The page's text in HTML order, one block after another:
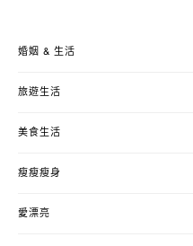
婚姻 & 生活
旅遊生活
美食生活
瘦瘦瘦身
愛漂亮